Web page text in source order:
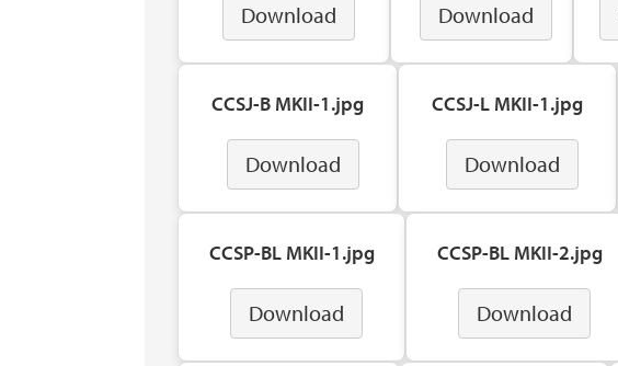
Download Download
CCSJ-B MKII-1.jpg
Download
CCSJ-L MKII-1.jpg
Download
CCSP-BL MKII-1.jpg
Download
CCSP-BL MKII-2.jpg
Download